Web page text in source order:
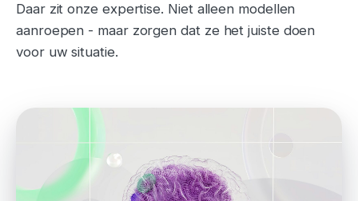
Daar zit onze expertise. Niet alleen modellen
aanroepen - maar zorgen dat ze het juiste doen
voor uw situatie.